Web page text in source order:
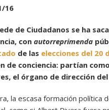
16
de Ciudadanos se ha
conautorreprimenda
de las elecciones del 20
de conciencia: partían
el órgano de dirección
la escasa formación política